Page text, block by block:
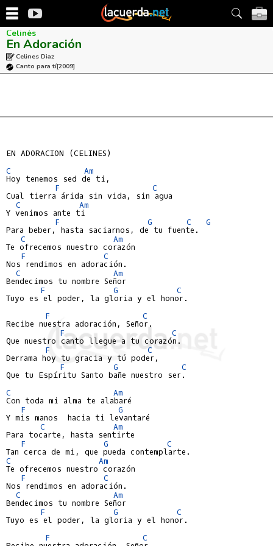
Celinés
En Adoración
Celines Diaz
Canto para tí[2009]
EN ADORACION (CELINES)
C
Am
Hoy tenemos sed de ti,
F
C
Cual tierra árida sin vida, sin agua
C
Am
Y venimos ante ti
F
G C
G
Para beber, hasta saciarnos, de tu fuente.
C
Am
Te ofrecemos nuestro corazón
F
C
Nos rendimos en adoración.
C
Am
Bendecimos tu nombre Señor
F
G
C
Tuyo es el poder, la gloria y el honor.
F
C
Recibe nuestra adoración, Señor.
F
C
Que nuestro canto llegue a tu corazón.
F
C
Derrama hoy tu gracia y tú poder,
F
G
C
Que tu Espíritu Santo bañe nuestro ser.
C
Am
Con toda mi alma te alabaré
F
G
Y mis manos  hacia ti levantaré
C
Am
Para tocarte, hasta sentirte
F
G
C
C
Am
Te ofrecemos nuestro corazón
F
C
Nos rendimos en adoración.
C
Am
Bendecimos tu nombre Señor
F
G
C
Tuyo es el poder, la gloria y el honor.
F
C